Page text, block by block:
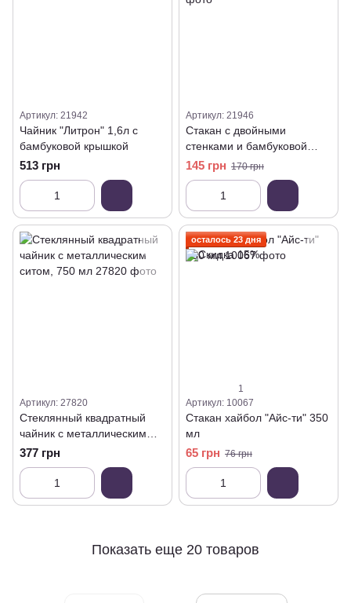
Артикул: 21942
Чайник "Литрон" 1,6л с
бамбуковой крышкой
513 грн
Артикул: 21946
Стакан с двойными
стенками и бамбуковой
крышкой 250 мл
145 грн 170 грн
Артикул: 27820
Стеклянный квадратный
чайник с металлическим
ситом, 750 мл
377 грн
осталось 23 дня
1
Артикул: 10067
Стакан хайбол "Айс-ти" 350
мл
65 грн 76 грн
Показать еще 20 товаров